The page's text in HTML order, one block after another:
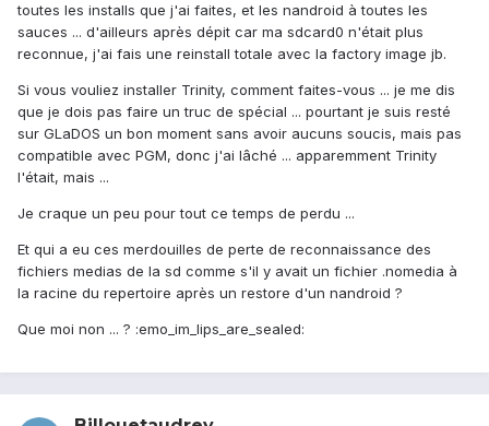
toutes les installs que j'ai faites, et les nandroid à toutes les
sauces ... d'ailleurs après dépit car ma sdcard0 n'était plus
reconnue, j'ai fais une reinstall totale avec la factory image jb.
Si vous vouliez installer Trinity, comment faites-vous ... je me dis
que je dois pas faire un truc de spécial ... pourtant je suis resté
sur GLaDOS un bon moment sans avoir aucuns soucis, mais pas
compatible avec PGM, donc j'ai lâché ... apparemment Trinity
l'était, mais ...
Je craque un peu pour tout ce temps de perdu ...
Et qui a eu ces merdouilles de perte de reconnaissance des
fichiers medias de la sd comme s'il y avait un fichier .nomedia à
la racine du repertoire après un restore d'un nandroid ?
Que moi non ... ? :emo_im_lips_are_sealed: